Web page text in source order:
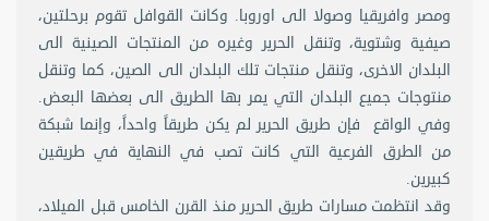
ومصر وافريقيا وصولا الى اوروبا. وكانت القوافل تقوم برحلتين،
صيفية وشتوية، وتنقل الحرير وغيره من المنتجات الصينية الى
البلدان الاخرى، وتنقل منتجات تلك البلدان الى الصين، كما وتنقل
منتوجات جميع البلدان التي يمر بها الطريق الى بعضها البعض.
وفي الواقع فإن طريق الحرير لم يكن طريقاً واحداً، وإنما شبكة
من الطرق الفرعية التي كانت تصب في النهاية في طريقين
كبيرين.
وقد انتظمت مسارات طريق الحرير منذ القرن الخامس قبل الميلاد،